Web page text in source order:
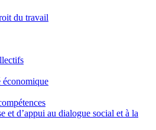
du travail
économique
et d’appui au dialogue social et à la